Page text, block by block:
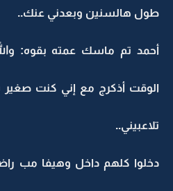
طول هالسنين وبعدني عنك..
أحمد تم ماسك عمته بقوه:
الوقت أذكرج مع إني كنت صغير
تلاعبيني..
دخلوا كلهم داخل وهيفا مب